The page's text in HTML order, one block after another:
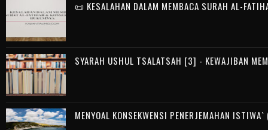
📜 KESALAHAN DALAM MEMBACA SURAH AL-
SYARAH USHUL TSALATSAH [3] - KEWAJIBAN
MENYOAL KONSEKWENSI PENERJEMAHAN